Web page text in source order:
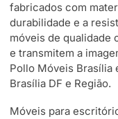
fabricados com
durabilidade e a
móveis de qualidade
e transmitem a
Pollo Móveis Brasília
Brasília DF e Região.
Móveis para